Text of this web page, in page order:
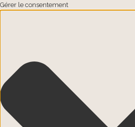
Gérer le consentement